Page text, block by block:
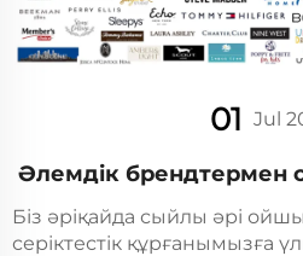
01 Jul
Әлемдік брендтермен
Біз әріқайда сыйлы әрі
серіктестік құрғанымызға